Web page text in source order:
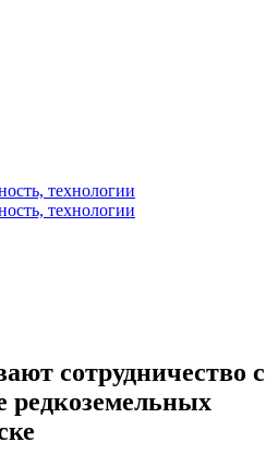
сотрудничество с
редкоземельных